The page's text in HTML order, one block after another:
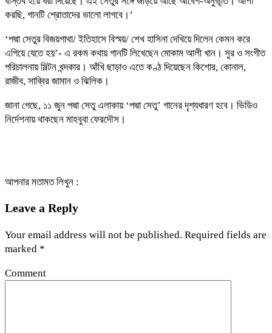
করছি, গানটি শ্রোতাদের ভালো লাগবে।’
‘পদ্মা সেতুর বিজয়গাথা/ ইতিহাসে বিস্ময়/ শেখ হাসিনা দেখিয়ে দিলেন কেমন করে
এগিয়ে যেতে হয়’- এ রকম কথায় গানটি লিখেছেন মোকাম আলী খান। সুর ও সংগীত
পরিচালনায় মিল্টন খন্দকার। আঁখি ছাড়াও এতে কণ্ঠ দিয়েছেন কিশোর, কোনাল,
রাজীব, সাব্বির জামান ও ঝিলিক।
জানা গেছে, ১১ জুন পদ্মা সেতু এলাকায় ‘পদ্মা সেতু’ গানের দৃশ্যধারণ হবে। ভিডিও
নির্দেশনায় থাকছেন মাহবুবা ফেরদৌস।
আপনার মতামত লিখুন :
Leave a Reply
Your email address will not be published. Required fields are
marked *
Comment